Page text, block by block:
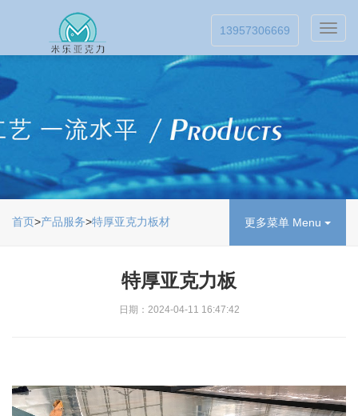
13957306669
更多菜单 Menu
首页>产品服务>特厚亚克力板材
特厚亚克力板
日期：2024-04-11 16:47:42